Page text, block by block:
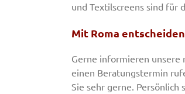
und Textilscreens sind für
Mit Roma
Gerne informieren unsere
einen Beratungstermin
Sie sehr gerne. Persönlich